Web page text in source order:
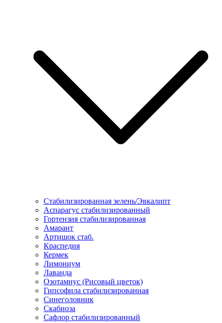
Стабилизированная зелень/Эвкалипт
Аспарагус стабилизированный
Гортензия стабилизированная
Амарант
Артишок стаб.
Краспедия
Кермек
Лимониум
Лаванда
Озотамнус (Рисовый цветок)
Гипсофила стабилизированная
Синеголовник
Скабиоза
Сафлор стабилизированный